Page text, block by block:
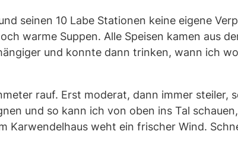
seinen 10 Labe Stationen keine eigene
warme Suppen. Alle Speisen kamen aus
und konnte dann trinken, wann ich
rauf. Erst moderat, dann immer steiler,
und so kann ich von oben ins Tal
Karwendelhaus weht ein frischer Wind.